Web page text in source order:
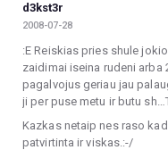
d3kst3r
2008-07-28
:E Reiskias pries shule
zaidimai iseina rudeni arba
pagalvojus geriau jau
ji per puse metu ir butu
Kazkas netaip nes raso
patvirtinta ir viskas.:-/